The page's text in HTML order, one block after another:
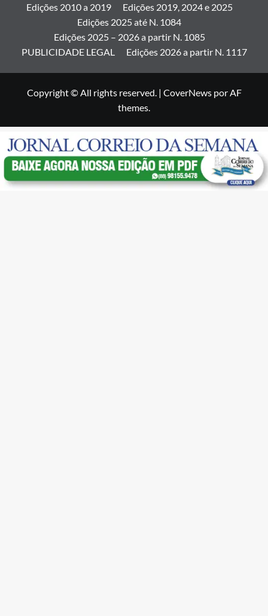
Edições 2010 a 2019
Edições 2019, 2024 e 2025
Edições 2025 até N. 1084
Edições 2025 – 2026 a partir N. 1085
PUBLICIDADE LEGAL
Edições 2026 a partir N. 1117
Copyright © All rights reserved. | CoverNewspor AF
themes.